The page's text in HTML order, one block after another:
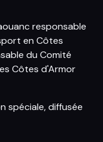
responsable
en Côtes
du Comité
Côtes d'Armor
spéciale, diffusée